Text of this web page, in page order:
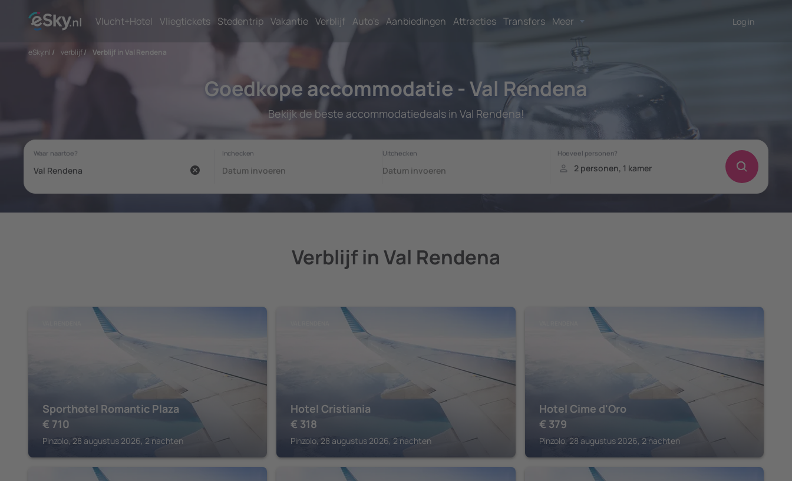
Vlucht+Hotel Vliegtickets Stedentrip Vakantie Verblijf Auto's Aanbiedingen Attracties Transfers Meer Log in
eSky.nl / verblijf/ Verblijf in Val Rendena
Goedkope accommodatie - Val Rendena
Bekijk de beste accommodatiedeals in Val Rendena!
Verblijf in Val Rendena
Sporthotel Romantic Plaza
€ 710
Pinzolo, 28 augustus 2026, 2 nachten
Hotel Cristiania
€ 318
Pinzolo, 28 augustus 2026, 2 nachten
Hotel Cime d'Oro
€ 379
Pinzolo, 28 augustus 2026, 2 nachten